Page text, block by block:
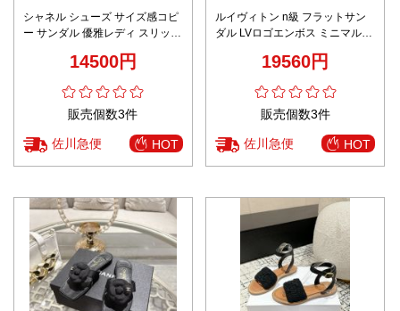
シャネル シューズ サイズ感コピ
ー サンダル 優雅レディ スリッパ
14500円
販売個数3件
佐川急便 HOT
ルイヴィトン n級 フラットサン
ダル LVロゴエンボス ミニマルデ
19560円
販売個数3件
佐川急便 HOT